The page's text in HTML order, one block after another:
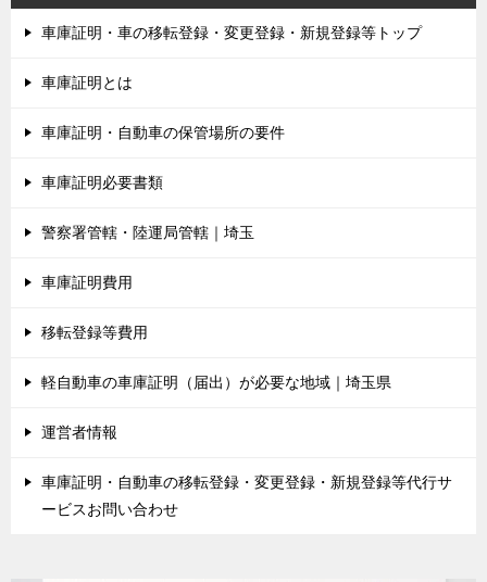
車庫証明・車の移転登録・変更登録・新規登録等トップ
車庫証明とは
車庫証明・自動車の保管場所の要件
車庫証明必要書類
警察署管轄・陸運局管轄｜埼玉
車庫証明費用
移転登録等費用
軽自動車の車庫証明（届出）が必要な地域｜埼玉県
運営者情報
車庫証明・自動車の移転登録・変更登録・新規登録等代行サ
ービスお問い合わせ